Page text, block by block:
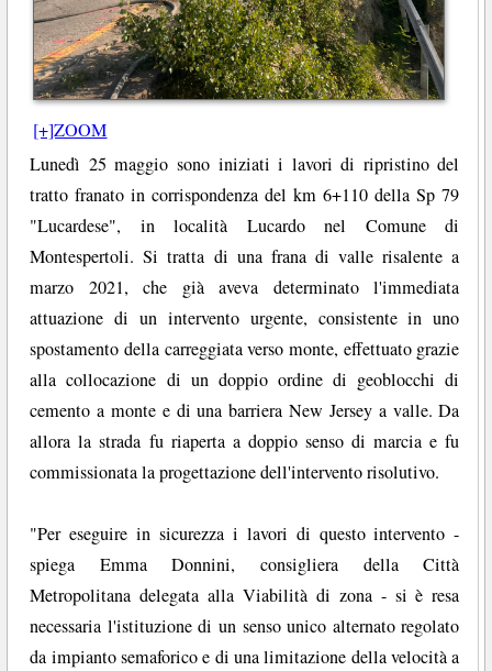
[+]ZOOM
Lunedì 25 maggio sono iniziati i lavori di ripristino del
tratto franato in corrispondenza del km 6+110 della Sp 79
"Lucardese", in località Lucardo nel Comune di
Montespertoli. Si tratta di una frana di valle risalente a
marzo 2021, che già aveva determinato l'immediata
attuazione di un intervento urgente, consistente in uno
spostamento della carreggiata verso monte, effettuato grazie
alla collocazione di un doppio ordine di geoblocchi di
cemento a monte e di una barriera New Jersey a valle. Da
allora la strada fu riaperta a doppio senso di marcia e fu
commissionata la progettazione dell'intervento risolutivo.
"Per eseguire in sicurezza i lavori di questo intervento -
spiega Emma Donnini, consigliera della Città
Metropolitana delegata alla Viabilità di zona - si è resa
necessaria l'istituzione di un senso unico alternato regolato
da impianto semaforico e di una limitazione della velocità a